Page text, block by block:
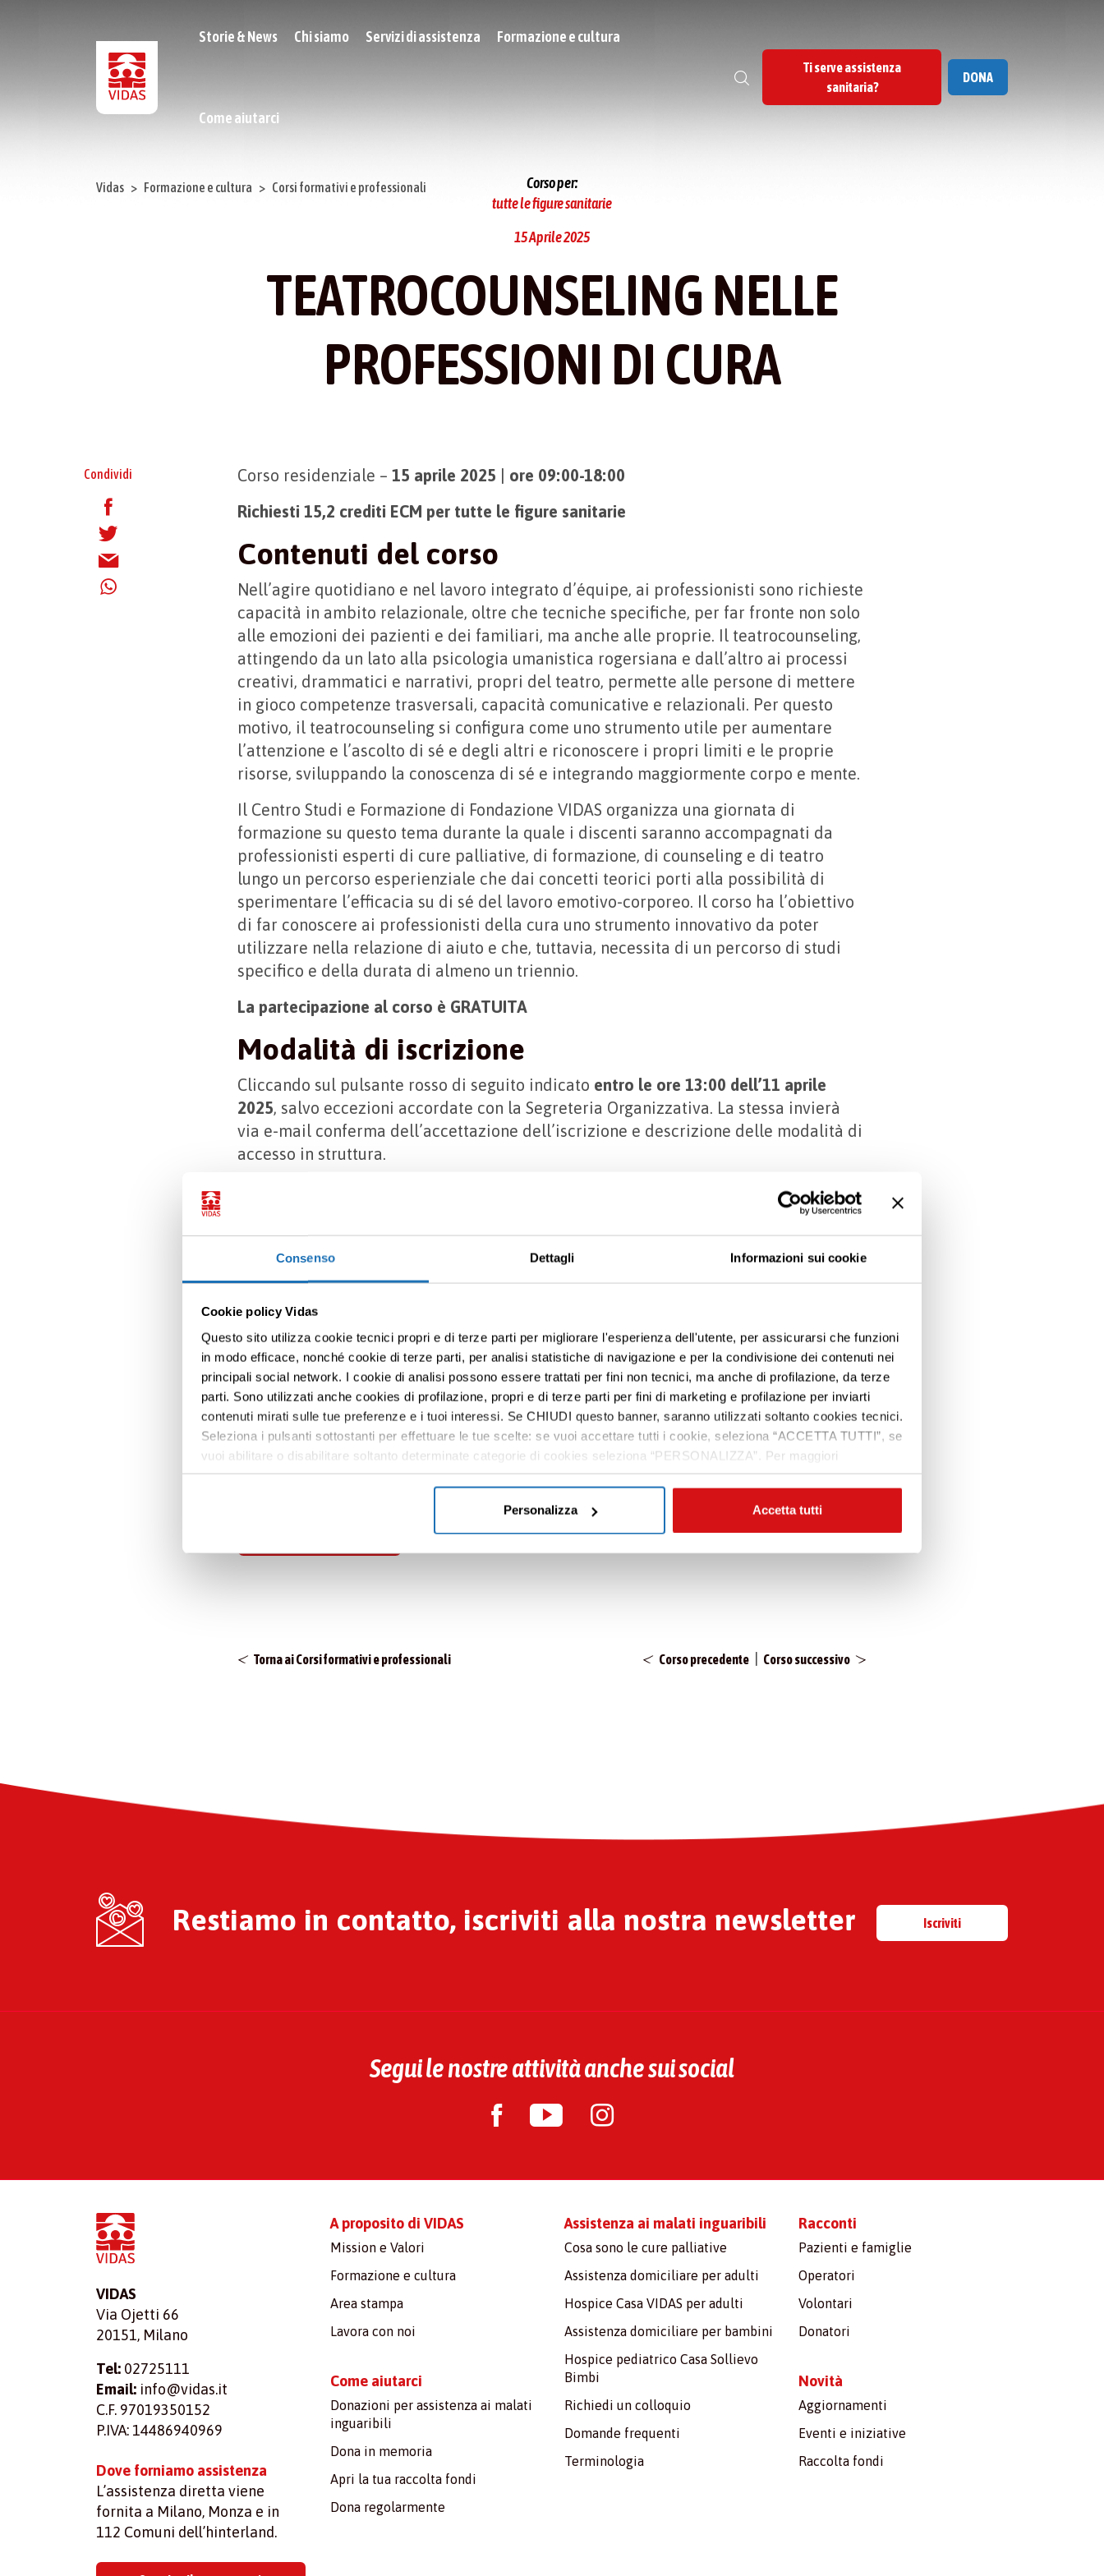
Consenso Dettagli Informazioni sui cookie
Cookie policy Vidas
Questo sito utilizza cookie tecnici propri e di terze parti per migliorare l'esperienza dell'utente, per assicurarsi che funzioni
in modo efficace, nonché cookie di terze parti, per analisi statistiche di navigazione e per la condivisione dei contenuti nei
principali social network. I cookie di analisi possono essere trattati per fini non tecnici, ma anche di profilazione, da terze
parti. Sono utilizzati anche cookies di profilazione, propri e di terze parti per fini di marketing e profilazione per inviarti
contenuti mirati sulle tue preferenze e i tuoi interessi. Se CHIUDI questo banner, saranno utilizzati soltanto cookies tecnici.
Seleziona i pulsanti sottostanti per effettuare le tue scelte: se vuoi accettare tutti i cookie, seleziona “ACCETTA TUTTI”, se
vuoi abilitare o disabilitare soltanto determinate categorie di cookies seleziona “PERSONALIZZA”. Per maggiori
informazioni e modificare le tue preferenze vai alla nostracookie policy.
Personalizza Accetta tutti
Storie & News Chi siamo Servizi di assistenza Formazione e cultura
Come aiutarci
Ti serve assistenza
sanitaria?
DONA
Vidas Formazione e cultura Corsi formativi e professionali
Corso per:
tutte le figure sanitarie
15 Aprile 2025
TEATROCOUNSELING NELLE
PROFESSIONI DI CURA
Condividi Corso residenziale – 15 aprile 2025 ore 09:00-18:00
Richiesti 15,2 crediti ECM per tutte le figure sanitarie
Contenuti del corso
Nell’agire quotidiano e nel lavoro integrato d’équipe, ai professionisti sono richieste
capacità in ambito relazionale, oltre che tecniche specifiche, per far fronte non solo
alle emozioni dei pazienti e dei familiari, ma anche alle proprie. Il teatrocounseling,
attingendo da un lato alla psicologia umanistica rogersiana e dall’altro ai processi
creativi, drammatici e narrativi, propri del teatro, permette alle persone di mettere
in gioco competenze trasversali, capacità comunicative e relazionali. Per questo
motivo, il teatrocounseling si configura come uno strumento utile per aumentare
l’attenzione e l’ascolto di sé e degli altri e riconoscere i propri limiti e le proprie
risorse, sviluppando la conoscenza di sé e integrando maggiormente corpo e mente.
Il Centro Studi e Formazione di Fondazione VIDAS organizza una giornata di
formazione su questo tema durante la quale i discenti saranno accompagnati da
professionisti esperti di cure palliative, di formazione, di counseling e di teatro
lungo un percorso esperienziale che dai concetti teorici porti alla possibilità di
sperimentare l’efficacia su di sé del lavoro emotivo-corporeo. Il corso ha l’obiettivo
di far conoscere ai professionisti della cura uno strumento innovativo da poter
utilizzare nella relazione di aiuto e che, tuttavia, necessita di un percorso di studi
specifico e della durata di almeno un triennio.
La partecipazione al corso è GRATUITA
Modalità di iscrizione
Cliccando sul pulsante rosso di seguito indicato entro le ore 13:00 dell’11 aprile
2025, salvo eccezioni accordate con la Segreteria Organizzativa. La stessa invierà
via e-mail conferma dell’accettazione dell’iscrizione e descrizione delle modalità di
accesso in struttura.
Maggiori informazioni
Torna ai Corsi formativi e professionali Corso precedente Corso successivo
Restiamo in contatto, iscriviti alla nostra newsletter Iscriviti
Segui le nostre attività anche sui social
VIDAS
Via Ojetti 66
20151, Milano
Tel: 02725111
Email: info@vidas.it
C.F. 97019350152
P.IVA: 14486940969
Dove forniamo assistenza
L’assistenza diretta viene
fornita a Milano, Monza e in
112 Comuni dell’hinterland.
A proposito di VIDAS
Mission e Valori
Formazione e cultura
Area stampa
Lavora con noi
Come aiutarci
Donazioni per assistenza ai malati
inguaribili
Dona in memoria
Apri la tua raccolta fondi
Dona regolarmente
Assistenza ai malati inguaribili
Cosa sono le cure palliative
Assistenza domiciliare per adulti
Hospice Casa VIDAS per adulti
Assistenza domiciliare per bambini
Hospice pediatrico Casa Sollievo
Bimbi
Richiedi un colloquio
Domande frequenti
Terminologia
Racconti
Pazienti e famiglie
Operatori
Volontari
Donatori
Novità
Aggiornamenti
Eventi e iniziative
Raccolta fondi
Premi INVIO per cercare o ESC per uscire